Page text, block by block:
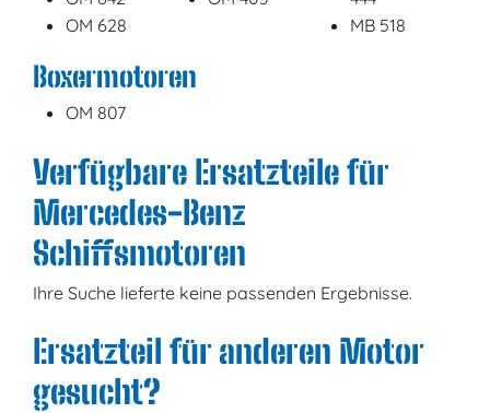
OM 628
MB 518
Boxermotoren
OM 807
Verfügbare Ersatzteile für
Mercedes-Benz
Schiffsmotoren
Ihre Suche lieferte keine passenden Ergebnisse.
Ersatzteil für anderen Motor
gesucht?